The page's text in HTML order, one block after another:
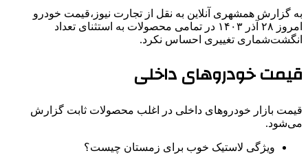
به گزارش همشهری آنلاین به نقل از تجارت نیوز،قیمت خودرو
امروز ۲۸ آذر ۱۴۰۳ در تمامی محصولات به استثنای تعداد
انگشت‌شماری تغییری احساس نکرد.
قیمت خودروهای داخلی
قیمت بازار خودروهای داخلی در اغلب محصولات ثابت گزارش
می‌شود.
ویژگی لاستیک خوب برای زمستان چیست؟